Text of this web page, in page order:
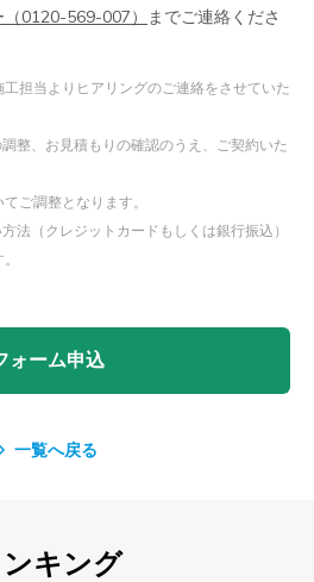
0120-569-007）
までご連絡くださ
担当よりヒアリングのご連絡をさせていた
整、お見積もりの確認のうえ、ご契約いた
ご調整となります。
法（クレジットカードもしくは銀行振込）
ォーム申込
一覧へ戻る
キング